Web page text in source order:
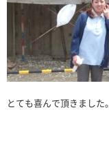
とても喜んで頂きました。